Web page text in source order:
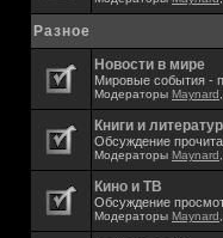
Разное
Новости в мире
Мировые события -
Модераторы Maynard
Книги и
Обсуждение
Модераторы Maynard
Кино и ТВ
Обсуждение
Модераторы Maynard